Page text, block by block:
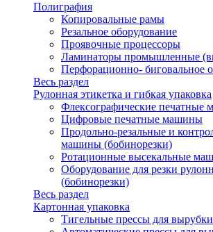
Полиграфия
Копировальные рамы
Резальное оборудование
Проявочные процессоры
Ламинаторы промышленные
Перфорационно- биговальное
Весь раздел
Рулонная этикетка и гибкая упаковка
Флексографические печатные
Цифровые печатные машины
Продольно-резальные и
машины (бобинорезки)
Ротационные высекальные
Оборудование для резки
(бобинорезки)
Весь раздел
Картонная упаковка
Тигельные прессы для